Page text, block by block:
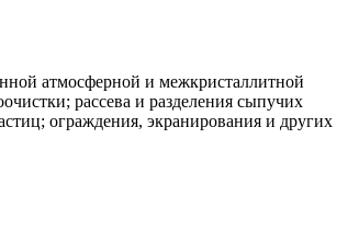
атмосферной и межкристаллитной
рассева и разделения сыпучих
ограждения, экранирования и других